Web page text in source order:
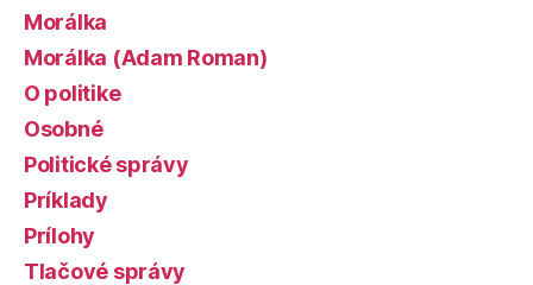
Morálka
Morálka (Adam Roman)
O politike
Osobné
Politické správy
Príklady
Prílohy
Tlačové správy